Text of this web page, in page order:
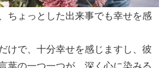
ちょっとした出来事でも幸せを感
けで、十分幸せを感じますし、彼
葉の一つ一つが、深く心に染みる